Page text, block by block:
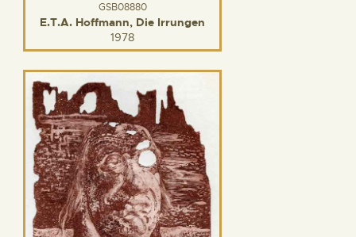
GSB08880
E.T.A. Hoffmann, Die Irrungen
1978